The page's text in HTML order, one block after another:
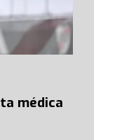
médica